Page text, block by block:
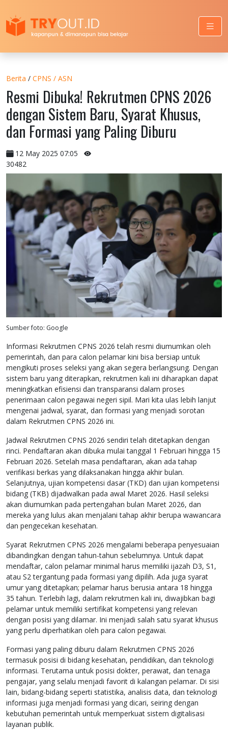
Berita / CPNS / ASN
Resmi Dibuka! Rekrutmen CPNS 2026
dengan Sistem Baru, Syarat Khusus,
dan Formasi yang Paling Diburu
12 May 2025 07:05
30482
Sumber foto: Google
Informasi Rekrutmen CPNS 2026 telah resmi diumumkan oleh
pemerintah, dan para calon pelamar kini bisa bersiap untuk
mengikuti proses seleksi yang akan segera berlangsung. Dengan
sistem baru yang diterapkan, rekrutmen kali ini diharapkan dapat
meningkatkan efisiensi dan transparansi dalam proses
penerimaan calon pegawai negeri sipil. Mari kita ulas lebih lanjut
mengenai jadwal, syarat, dan formasi yang menjadi sorotan
dalam Rekrutmen CPNS 2026 ini.
Jadwal Rekrutmen CPNS 2026 sendiri telah ditetapkan dengan
rinci. Pendaftaran akan dibuka mulai tanggal 1 Februari hingga 15
Februari 2026. Setelah masa pendaftaran, akan ada tahap
verifikasi berkas yang dilaksanakan hingga akhir bulan.
Selanjutnya, ujian kompetensi dasar (TKD) dan ujian kompetensi
bidang (TKB) dijadwalkan pada awal Maret 2026. Hasil seleksi
akan diumumkan pada pertengahan bulan Maret 2026, dan
mereka yang lulus akan menjalani tahap akhir berupa wawancara
dan pengecekan kesehatan.
Syarat Rekrutmen CPNS 2026 mengalami beberapa penyesuaian
dibandingkan dengan tahun-tahun sebelumnya. Untuk dapat
mendaftar, calon pelamar minimal harus memiliki ijazah D3, S1,
atau S2 tergantung pada formasi yang dipilih. Ada juga syarat
umur yang ditetapkan; pelamar harus berusia antara 18 hingga
35 tahun. Terlebih lagi, dalam rekrutmen kali ini, diwajibkan bagi
pelamar untuk memiliki sertifikat kompetensi yang relevan
dengan posisi yang dilamar. Ini menjadi salah satu syarat khusus
yang perlu diperhatikan oleh para calon pegawai.
Formasi yang paling diburu dalam Rekrutmen CPNS 2026
termasuk posisi di bidang kesehatan, pendidikan, dan teknologi
informasi. Terutama untuk posisi dokter, perawat, dan tenaga
pengajar, yang selalu menjadi favorit di kalangan pelamar. Di sisi
lain, bidang-bidang seperti statistika, analisis data, dan teknologi
informasi juga menjadi formasi yang dicari, seiring dengan
kebutuhan pemerintah untuk memperkuat sistem digitalisasi
layanan publik.